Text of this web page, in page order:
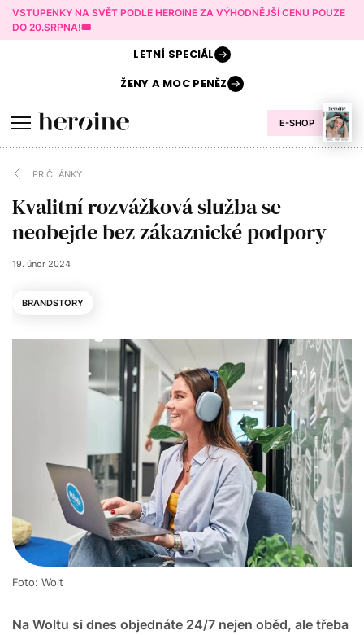
VSTUPENKY NA SVĚT PODLE HEROINE ZA VÝHODNĚJŠÍ CENU POUZE
DO 20.SRPNA!🎟️
E-SHOP
LETNÍ SPECIÁL
ŽENY AMOC PENĚZ
PR ČLÁNKY
Kvalitní rozvážková služba se
neobejde bez zákaznické podpory
19. únor 2024
BRANDSTORY
Na Woltu si dnes objednáte 24/7 nejen oběd, ale třeba
Foto: Wolt